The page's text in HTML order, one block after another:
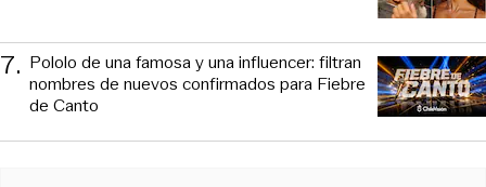
7. Pololo de una famosa y una influencer: filtran
nombres de nuevos confirmados para Fiebre
de Canto